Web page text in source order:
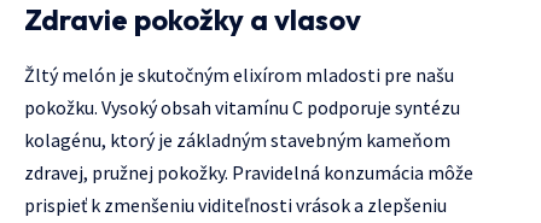
Zdravie pokožky a vlasov
Žltý melón je skutočným elixírom mladosti pre našu
pokožku. Vysoký obsah vitamínu C podporuje syntézu
kolagénu, ktorý je základným stavebným kameňom
zdravej, pružnej pokožky. Pravidelná konzumácia môže
prispieť k zmenšeniu viditeľnosti vrások a zlepšeniu